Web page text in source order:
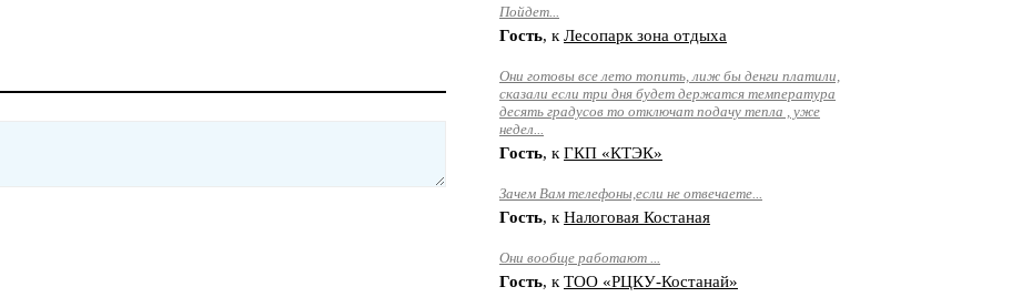
Пойдет...
Гость, к Лесопарк зона отдыха
Они готовы все лето топить, лиж бы денги платили,
сказали если три дня будет держатся температура
десять градусов то отключат подачу тепла , уже
недел...
Гость, к ГКП «КТЭК»
Зачем Вам телефоны,если не отвечаете...
Гость, к Налоговая Костаная
Они вообще работают ...
Гость, к ТОО «РЦКУ-Костанай»